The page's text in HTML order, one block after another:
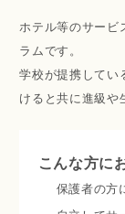
ホテル等のサービ
ラムです。
学校が提携してい
けると共に進級や
こんな方に
保護者の方